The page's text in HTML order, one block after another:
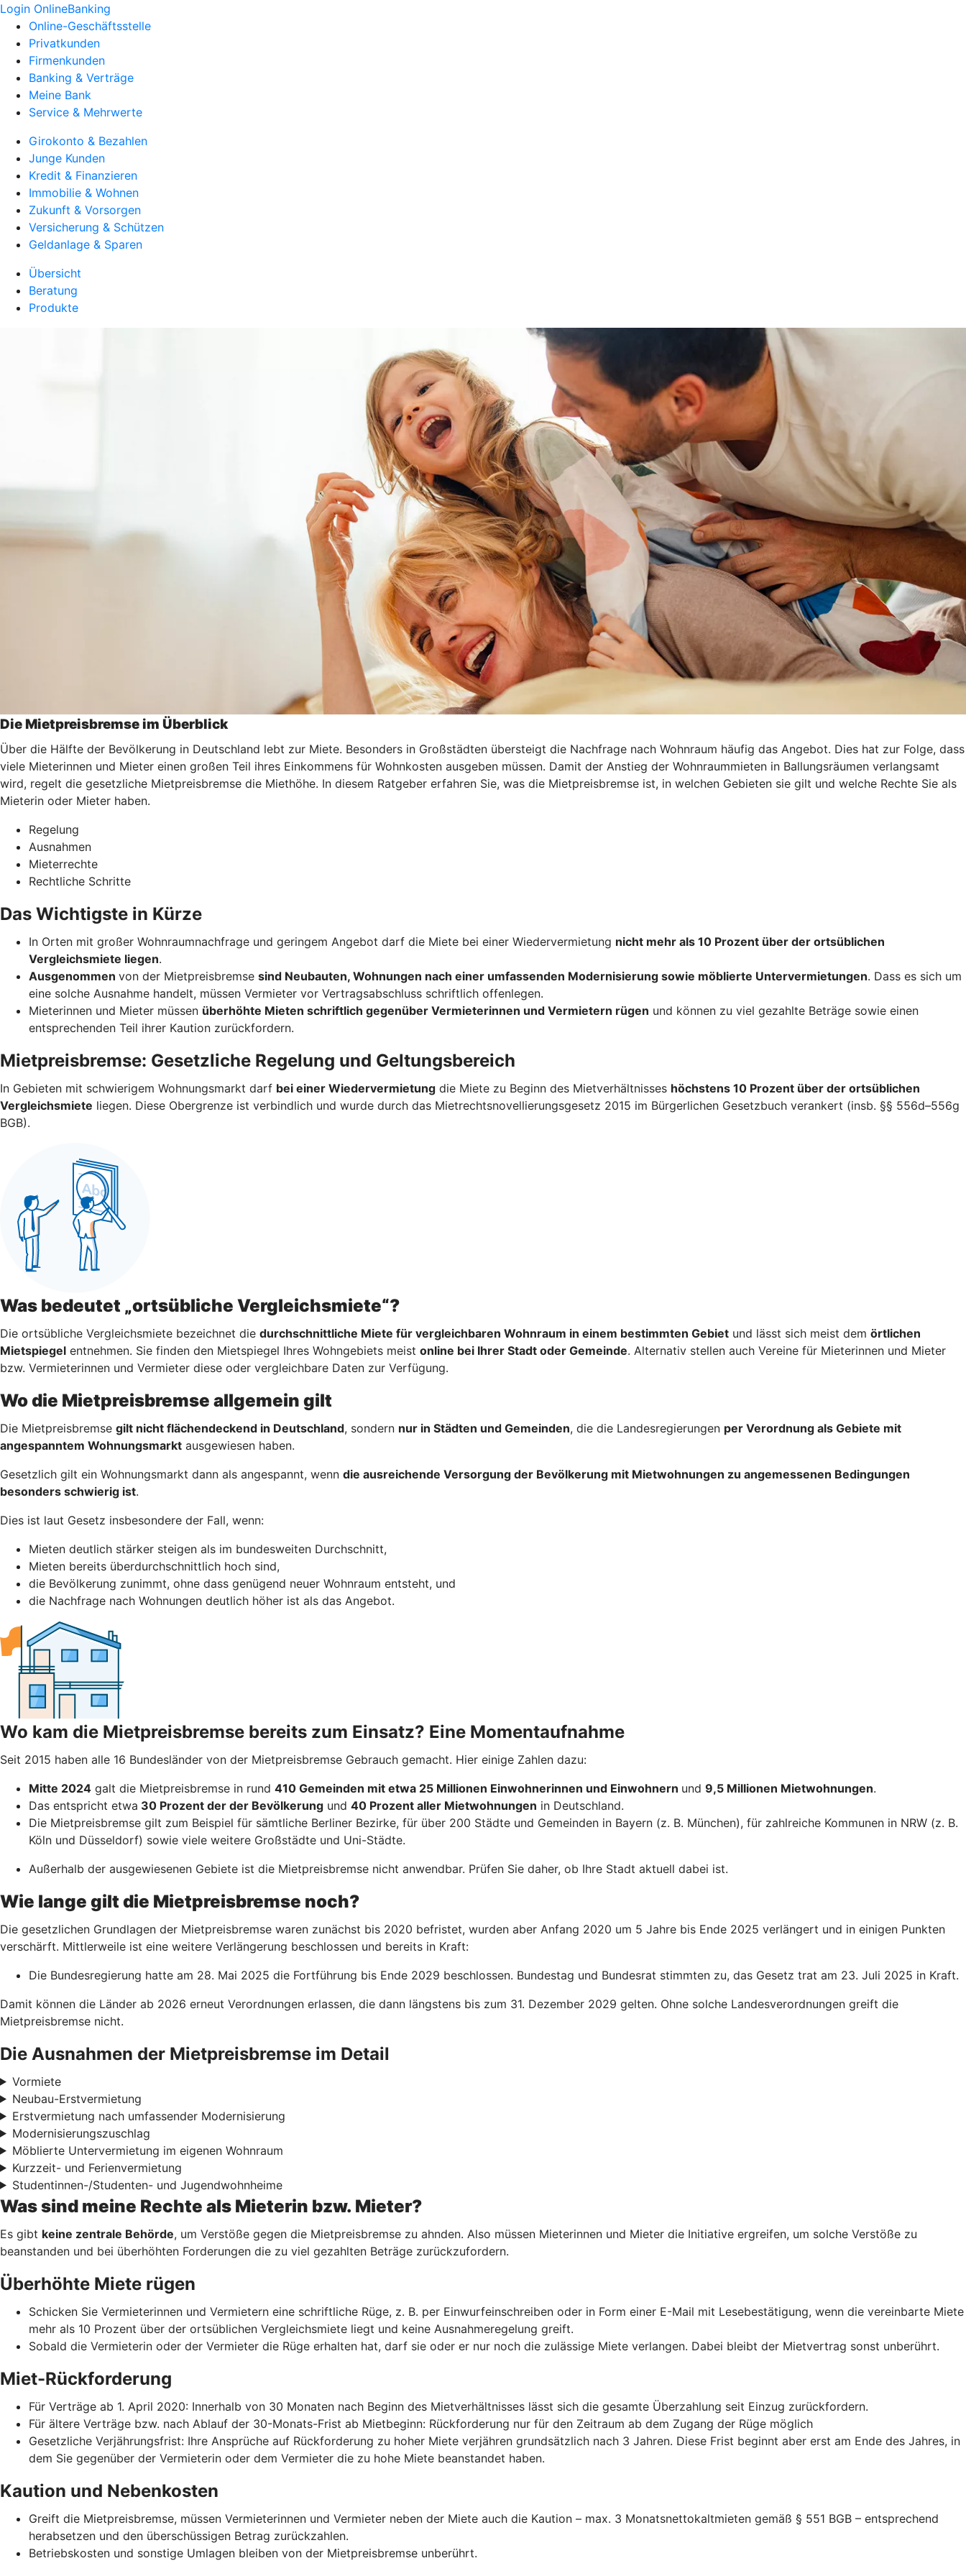
Login OnlineBanking
Online-Geschäftsstelle
Privatkunden
Firmenkunden
Banking & Verträge
Meine Bank
Service & Mehrwerte
Girokonto & Bezahlen
Junge Kunden
Kredit & Finanzieren
Immobilie & Wohnen
Zukunft & Vorsorgen
Versicherung & Schützen
Geldanlage & Sparen
Übersicht
Beratung
Produkte
Die Mietpreisbremse im Überblick
Über die Hälfte der Bevölkerung in Deutschland lebt zur Miete. Besonders in Großstädten übersteigt die Nachfrage nach Wohnraum häufig das Angebot. Dies hat zur Folge, dass
viele Mieterinnen und Mieter einen großen Teil ihres Einkommens für Wohnkosten ausgeben müssen. Damit der Anstieg der Wohnraummieten in Ballungsräumen verlangsamt
wird, regelt die gesetzliche Mietpreisbremse die Miethöhe. In diesem Ratgeber erfahren Sie, was die Mietpreisbremse ist, in welchen Gebieten sie gilt und welche Rechte Sie als
Mieterin oder Mieter haben.
Regelung
Ausnahmen
Mieterrechte
Rechtliche Schritte
Das Wichtigste in Kürze
In Orten mit großer Wohnraumnachfrage und geringem Angebot darf die Miete bei einer Wiedervermietung nicht mehr als 10 Prozent über der ortsüblichen
Vergleichsmiete liegen.
Ausgenommen von der Mietpreisbremse sind Neubauten, Wohnungen nach einer umfassenden Modernisierung sowie möblierte Untervermietungen. Dass es sich um
eine solche Ausnahme handelt, müssen Vermieter vor Vertragsabschluss schriftlich offenlegen.
Mieterinnen und Mieter müssen überhöhte Mieten schriftlich gegenüber Vermieterinnen und Vermietern rügen und können zu viel gezahlte Beträge sowie einen
entsprechenden Teil ihrer Kaution zurückfordern.
Mietpreisbremse: Gesetzliche Regelung und Geltungsbereich
In Gebieten mit schwierigem Wohnungsmarkt darf bei einer Wiedervermietung die Miete zu Beginn des Mietverhältnisses höchstens 10 Prozent über der ortsüblichen
Vergleichsmiete liegen. Diese Obergrenze ist verbindlich und wurde durch das Mietrechtsnovellierungsgesetz 2015 im Bürgerlichen Gesetzbuch verankert (insb. §§ 556d–556g
BGB).
Was bedeutet „ortsübliche Vergleichsmiete“?
Die ortsübliche Vergleichsmiete bezeichnet die durchschnittliche Miete für vergleichbaren Wohnraum in einem bestimmten Gebiet und lässt sich meist dem örtlichen
Mietspiegel entnehmen. Sie finden den Mietspiegel Ihres Wohngebiets meist online bei Ihrer Stadt oder Gemeinde. Alternativ stellen auch Vereine für Mieterinnen und Mieter
bzw. Vermieterinnen und Vermieter diese oder vergleichbare Daten zur Verfügung.
Wo die Mietpreisbremse allgemein gilt
Die Mietpreisbremse gilt nicht flächendeckend in Deutschland, sondern nur in Städten und Gemeinden, die die Landesregierungen per Verordnung als Gebiete mit
angespanntem Wohnungsmarkt ausgewiesen haben.
Gesetzlich gilt ein Wohnungsmarkt dann als angespannt, wenn die ausreichende Versorgung der Bevölkerung mit Mietwohnungen zu angemessenen Bedingungen
besonders schwierig ist.
Dies ist laut Gesetz insbesondere der Fall, wenn:
Mieten deutlich stärker steigen als im bundesweiten Durchschnitt,
Mieten bereits überdurchschnittlich hoch sind,
die Bevölkerung zunimmt, ohne dass genügend neuer Wohnraum entsteht, und
die Nachfrage nach Wohnungen deutlich höher ist als das Angebot.
Wo kam die Mietpreisbremse bereits zum Einsatz? Eine Momentaufnahme
Seit 2015 haben alle 16 Bundesländer von der Mietpreisbremse Gebrauch gemacht. Hier einige Zahlen dazu:
Mitte 2024 galt die Mietpreisbremse in rund 410 Gemeinden mit etwa 25 Millionen Einwohnerinnen und Einwohnern und 9,5 Millionen Mietwohnungen.
Das entspricht etwa 30 Prozent der der Bevölkerung und 40 Prozent aller Mietwohnungen in Deutschland.
Die Mietpreisbremse gilt zum Beispiel für sämtliche Berliner Bezirke, für über 200 Städte und Gemeinden in Bayern (z. B. München), für zahlreiche Kommunen in NRW (z. B.
Köln und Düsseldorf) sowie viele weitere Großstädte und Uni-Städte.
Außerhalb der ausgewiesenen Gebiete ist die Mietpreisbremse nicht anwendbar. Prüfen Sie daher, ob Ihre Stadt aktuell dabei ist.
Wie lange gilt die Mietpreisbremse noch?
Die gesetzlichen Grundlagen der Mietpreisbremse waren zunächst bis 2020 befristet, wurden aber Anfang 2020 um 5 Jahre bis Ende 2025 verlängert und in einigen Punkten
verschärft. Mittlerweile ist eine weitere Verlängerung beschlossen und bereits in Kraft:
Die Bundesregierung hatte am 28. Mai 2025 die Fortführung bis Ende 2029 beschlossen. Bundestag und Bundesrat stimmten zu, das Gesetz trat am 23. Juli 2025 in Kraft.
Damit können die Länder ab 2026 erneut Verordnungen erlassen, die dann längstens bis zum 31. Dezember 2029 gelten. Ohne solche Landesverordnungen greift die
Mietpreisbremse nicht.
Die Ausnahmen der Mietpreisbremse im Detail
Vormiete
Neubau-Erstvermietung
Erstvermietung nach umfassender Modernisierung
Modernisierungszuschlag
Möblierte Untervermietung im eigenen Wohnraum
Kurzzeit- und Ferienvermietung
Studentinnen-/Studenten- und Jugendwohnheime
Was sind meine Rechte als Mieterin bzw. Mieter?
Es gibt keine zentrale Behörde, um Verstöße gegen die Mietpreisbremse zu ahnden. Also müssen Mieterinnen und Mieter die Initiative ergreifen, um solche Verstöße zu
beanstanden und bei überhöhten Forderungen die zu viel gezahlten Beträge zurückzufordern.
Überhöhte Miete rügen
Schicken Sie Vermieterinnen und Vermietern eine schriftliche Rüge, z. B. per Einwurfeinschreiben oder in Form einer E-Mail mit Lesebestätigung, wenn die vereinbarte Miete
mehr als 10 Prozent über der ortsüblichen Vergleichsmiete liegt und keine Ausnahmeregelung greift.
Sobald die Vermieterin oder der Vermieter die Rüge erhalten hat, darf sie oder er nur noch die zulässige Miete verlangen. Dabei bleibt der Mietvertrag sonst unberührt.
Miet-Rückforderung
Für Verträge ab 1. April 2020: Innerhalb von 30 Monaten nach Beginn des Mietverhältnisses lässt sich die gesamte Überzahlung seit Einzug zurückfordern.
Für ältere Verträge bzw. nach Ablauf der 30-Monats-Frist ab Mietbeginn: Rückforderung nur für den Zeitraum ab dem Zugang der Rüge möglich
Gesetzliche Verjährungsfrist: Ihre Ansprüche auf Rückforderung zu hoher Miete verjähren grundsätzlich nach 3 Jahren. Diese Frist beginnt aber erst am Ende des Jahres, in
dem Sie gegenüber der Vermieterin oder dem Vermieter die zu hohe Miete beanstandet haben.
Kaution und Nebenkosten
Greift die Mietpreisbremse, müssen Vermieterinnen und Vermieter neben der Miete auch die Kaution – max. 3 Monatsnettokaltmieten gemäß § 551 BGB – entsprechend
herabsetzen und den überschüssigen Betrag zurückzahlen.
Betriebskosten und sonstige Umlagen bleiben von der Mietpreisbremse unberührt.